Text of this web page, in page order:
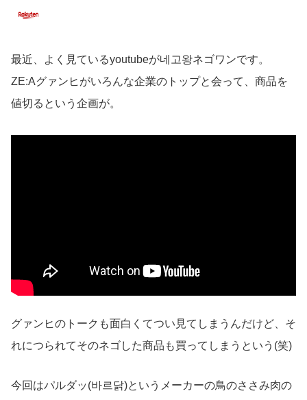
最近、よく見ているyoutubeが네고왕ネゴワンです。
ZE:Aグァンヒがいろんな企業のトップと会って、商品を
値切るという企画が。
グァンヒのトークも面白くてつい見てしまうんだけど、そ
れにつられてそのネゴした商品も買ってしまうという(笑)
今回はパルダッ(바르닭)というメーカーの鳥のささみ肉の